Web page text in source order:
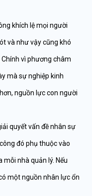
khích lệ mọi người
và như vậy cũng khó
vì phương châm
mà sự nghiệp kinh
nguồn lực con người
quyết vấn đề nhân sự
đó phụ thuộc vào
nhà quản lý. Nếu
một nguồn nhân lực ổn